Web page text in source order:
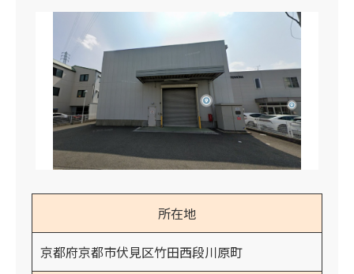
所在地
京都府京都市伏見区竹田西段川原町